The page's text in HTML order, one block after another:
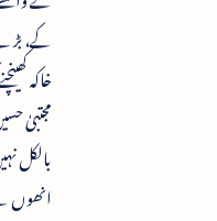
کے،
خاکہ
مجتبیٰ
بالکل
انھوں